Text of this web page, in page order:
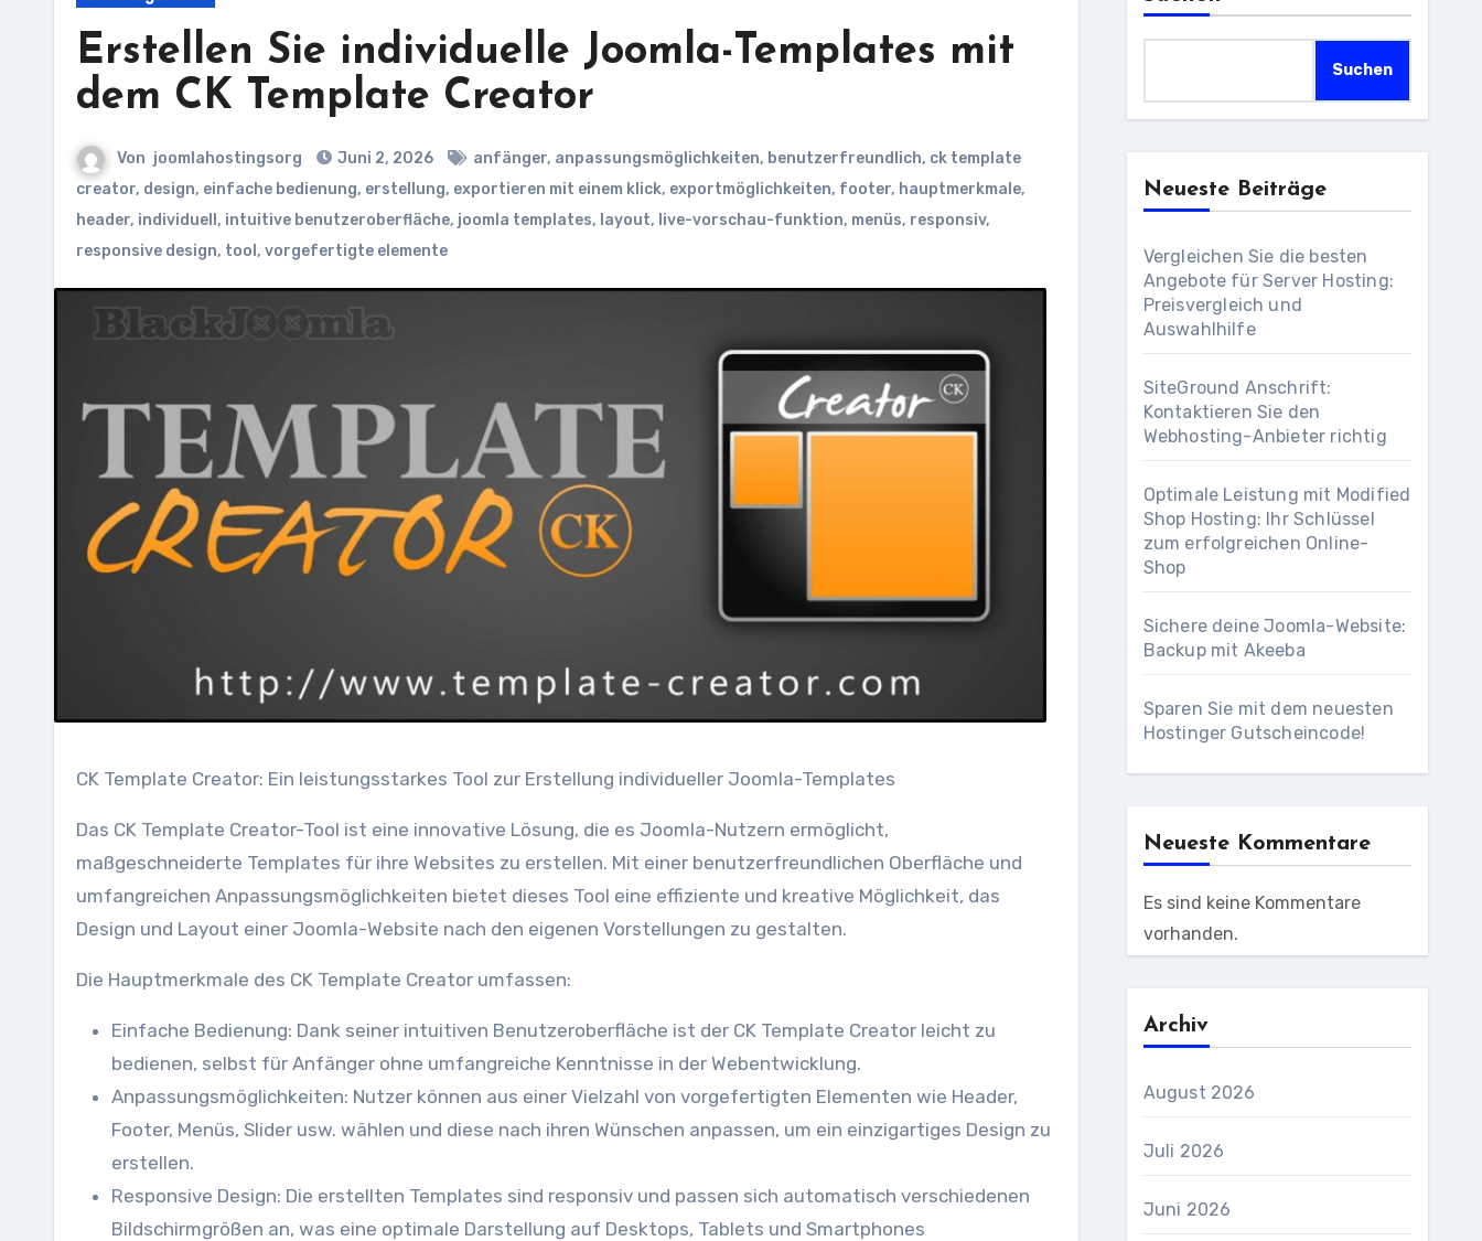
Erstellen Sie individuelle Joomla-Templates mit
dem CK Template Creator
Von joomlahostingsorg Juni 2, 2026 anfänger, anpassungsmöglichkeiten, benutzerfreundlich, ck template
creator, design, einfache bedienung, erstellung, exportieren mit einem klick, exportmöglichkeiten, footer, hauptmerkmale,
header, individuell , intuitive benutzeroberfläche, joomla templates, layout, live-vorschau-funktion, menüs, responsiv,
responsive design, tool , vorgefertigte elemente
CK Template Creator: Ein leistungsstarkes Tool zur Erstellung individueller Joomla-Templates
Das CK Template Creator-Tool ist eine innovative Lösung, die es Joomla-Nutzern ermöglicht,
maßgeschneiderte Templates für ihre Websites zu erstellen. Mit einer benutzerfreundlichen Oberfläche und
umfangreichen Anpassungsmöglichkeiten bietet dieses Tool eine effiziente und kreative Möglichkeit, das
Design und Layout einer Joomla-Website nach den eigenen Vorstellungen zu gestalten.
Die Hauptmerkmale des CK Template Creator umfassen:
Einfache Bedienung: Dank seiner intuitiven Benutzeroberfläche ist der CK Template Creator leicht zu
bedienen, selbst für Anfänger ohne umfangreiche Kenntnisse in der Webentwicklung.
Anpassungsmöglichkeiten: Nutzer können aus einer Vielzahl von vorgefertigten Elementen wie Header,
Footer, Menüs, Slider usw. wählen und diese nach ihren Wünschen anpassen, um ein einzigartiges Design zu
erstellen.
Responsive Design: Die erstellten Templates sind responsiv und passen sich automatisch verschiedenen
Bildschirmgrößen an, was eine optimale Darstellung auf Desktops, Tablets und Smartphones
Suchen
Neueste Beiträge
Vergleichen Sie die besten
Angebote für Server Hosting:
Preisvergleich und
Auswahlhilfe
SiteGround Anschrift:
Kontaktieren Sie den
Webhosting-Anbieter richtig
Optimale Leistung mit Modified
Shop Hosting: Ihr Schlüssel
zum erfolgreichen Online-
Shop
Sichere deine Joomla-Website:
Backup mit Akeeba
Sparen Sie mit dem neuesten
Hostinger Gutscheincode!
Neueste Kommentare
Es sind keine Kommentare
vorhanden.
Archiv
August 2026
Juli 2026
Juni 2026